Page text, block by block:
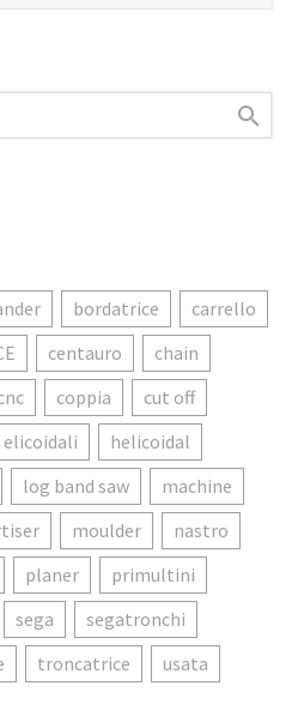

bordatrice
carrello
centauro
chain
coppia
cut off
elicoidali
helicoidal
log band saw
machine
moulder
nastro
planer
primultini
sega
segatronchi
troncatrice
usata